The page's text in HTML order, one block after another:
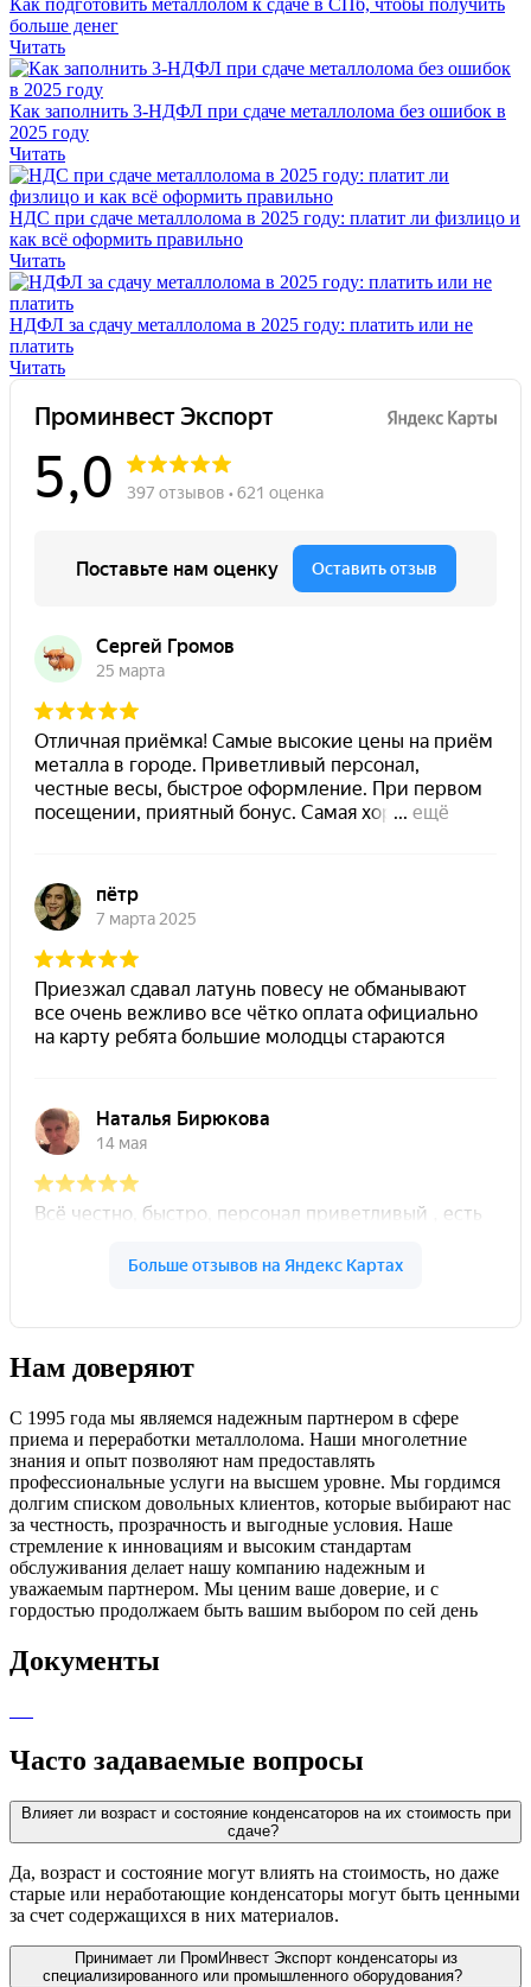
больше денег
Читать
Как заполнить 3-НДФЛ при сдаче металлолома без ошибок в
2025 году
Читать
НДС при сдаче металлолома в 2025 году: платит ли физлицо и
как всё оформить правильно
Читать
НДФЛ за сдачу металлолома в 2025 году: платить или не
платить
Читать
Нам доверяют
С 1995 года мы являемся надежным партнером в сфере
приема и переработки металлолома. Наши многолетние
знания и опыт позволяют нам предоставлять
профессиональные услуги на высшем уровне. Мы гордимся
долгим списком довольных клиентов, которые выбирают нас
за честность, прозрачность и выгодные условия. Наше
стремление к инновациям и высоким стандартам
обслуживания делает нашу компанию надежным и
уважаемым партнером. Мы ценим ваше доверие, и с
гордостью продолжаем быть вашим выбором по сей день
Документы
Часто задаваемые вопросы
Влияет ли возраст и состояние конденсаторов на их стоимость при
сдаче?
Да, возраст и состояние могут влиять на стоимость, но даже
старые или неработающие конденсаторы могут быть ценными
за счет содержащихся в них материалов.
Принимает ли ПромИнвест Экспорт конденсаторы из
специализированного или промышленного оборудования?